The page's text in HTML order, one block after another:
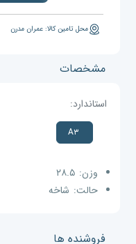
محل تامین کالا: عمران مدرن
مشخصات
استاندارد:
A۳
وزن: ۲۸.۵
حالت: شاخه
فروشنده ها